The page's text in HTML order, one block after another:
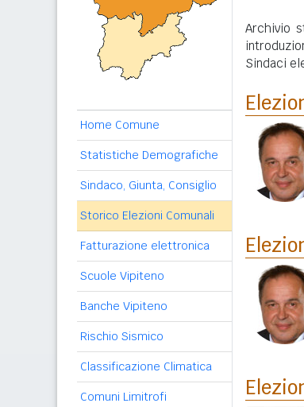
Home Comune
Statistiche Demografiche
Sindaco, Giunta, Consiglio
Storico Elezioni Comunali
Fatturazione elettronica
Scuole Vipiteno
Banche Vipiteno
Rischio Sismico
Classificazione Climatica
Comuni Limitrofi
Archivio
Sindaci